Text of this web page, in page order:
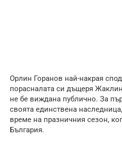
Орлин Горанов най-накрая
порасналата си дъщеря
не бе виждана публично. За
своята единствена
време на празничния сезон,
България.